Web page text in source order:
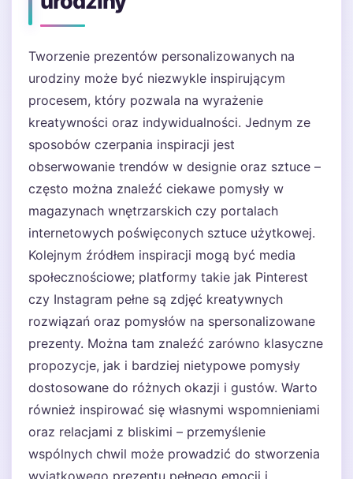
Tworzenie prezentów personalizowanych na
urodziny może być niezwykle inspirującym
procesem, który pozwala na wyrażenie
kreatywności oraz indywidualności. Jednym ze
sposobów czerpania inspiracji jest
obserwowanie trendów w designie oraz sztuce –
często można znaleźć ciekawe pomysły w
magazynach wnętrzarskich czy portalach
internetowych poświęconych sztuce użytkowej.
Kolejnym źródłem inspiracji mogą być media
społecznościowe; platformy takie jak Pinterest
czy Instagram pełne są zdjęć kreatywnych
rozwiązań oraz pomysłów na spersonalizowane
prezenty. Można tam znaleźć zarówno klasyczne
propozycje, jak i bardziej nietypowe pomysły
dostosowane do różnych okazji i gustów. Warto
również inspirować się własnymi wspomnieniami
oraz relacjami z bliskimi – przemyślenie
wspólnych chwil może prowadzić do stworzenia
wyjątkowego prezentu pełnego emocji i